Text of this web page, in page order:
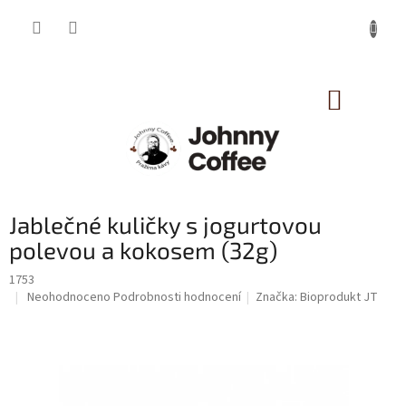
Jablečné kuličky s jogurtovou
polevou a kokosem (32g)
1753
Průměrné
Neohodnoceno Podrobnosti hodnocení Značka:Bioprodukt JT